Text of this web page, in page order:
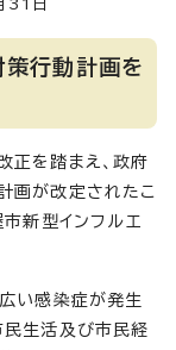
日
策行動計画を
正を踏まえ、政府
画が改定されたこ
新型インフルエ
い感染症が発生
民生活及び市民経